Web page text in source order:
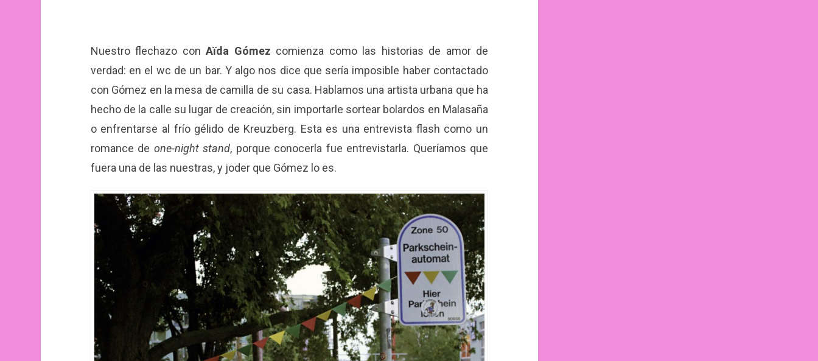
Nuestro flechazo conAïda Gómez comienza como las historias de amor de
verdad: en el wc de un bar. Y algo nos dice que sería imposible haber contactado
con Gómez en la mesa de camilla de su casa. Hablamos una artista urbana que ha
hecho de la calle su lugar de creación, sin importarle sortear bolardos en Malasaña
o enfrentarse al frío gélido de Kreuzberg. Esta es una entrevista flash como un
romance de one-night stand, porque conocerla fue entrevistarla. Queríamos que
fuera una de las nuestras, y joder que Gómez lo es.